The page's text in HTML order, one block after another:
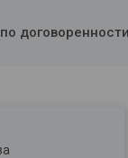
по договоренности